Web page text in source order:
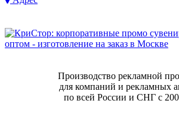
Производство рекламной
для компаний и рекламных
по всей России и СНГ с